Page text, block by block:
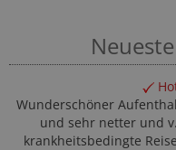
Wunderschöner
und sehr netter und
krankheitsbedingte